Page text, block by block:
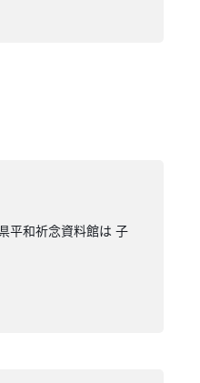
平和祈念資料館は 子